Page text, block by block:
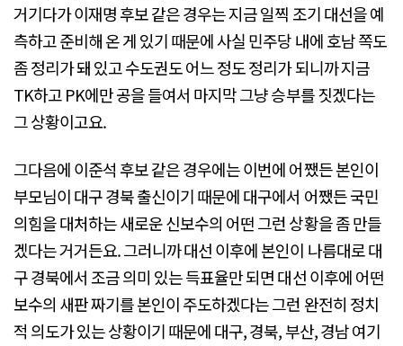
거기다가 이재명 후보 같은 경우는 지금 일찍 조기 대선을 예
측하고 준비해 온 게 있기 때문에 사실 민주당 내에 호남 쪽도
좀 정리가 돼 있고 수도권도 어느 정도 정리가 되니까 지금
TK하고 PK에만 공을 들여서 마지막 그냥 승부를 짓겠다는
그 상황이고요.
그다음에 이준석 후보 같은 경우에는 이번에 어쨌든 본인이
부모님이 대구 경북 출신이기 때문에 대구에서 어쨌든 국민
의힘을 대처하는 새로운 신보수의 어떤 그런 상황을 좀 만들
겠다는 거거든요. 그러니까 대선 이후에 본인이 나름대로 대
구 경북에서 조금 의미 있는 득표율만 되면 대선 이후에 어떤
보수의 새판 짜기를 본인이 주도하겠다는 그런 완전히 정치
적 의도가 있는 상황이기 때문에 대구, 경북, 부산, 경남 여기